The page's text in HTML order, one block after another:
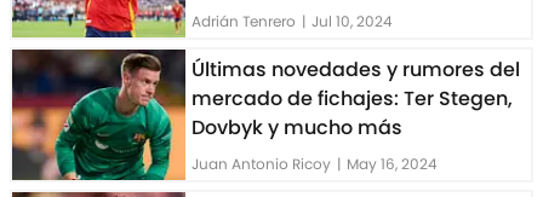
Adrián Tenrero | Jul 10, 2024
Últimas novedades y rumores del
mercado de fichajes: Ter Stegen,
Dovbyk y mucho más
Juan Antonio Ricoy | May 16, 2024